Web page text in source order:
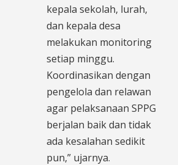
kepala sekolah, lurah,
dan kepala desa
melakukan monitoring
setiap minggu.
Koordinasikan dengan
pengelola dan relawan
agar pelaksanaan SPPG
berjalan baik dan tidak
ada kesalahan sedikit
pun,” ujarnya.